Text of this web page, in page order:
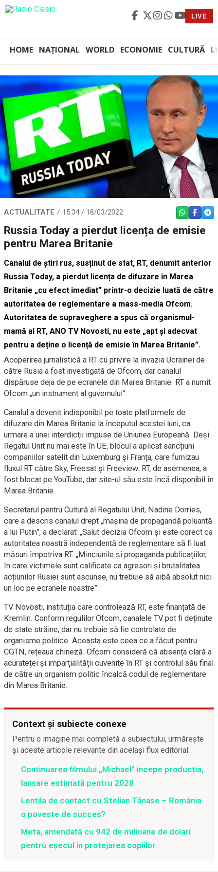
LIVE
HOME NAȚIONAL WORLD ECONOMIE CULTURĂ
ACTUALITATE 15:34 / 18/03/2022 WHATSAPP
Russia Today a pierdut licența de emisie
pentru Marea Britanie
Canalul de știri rus, susținut de stat, RT, denumit anterior
Russia Today, a pierdut licența de difuzare în Marea
Britanie „cu efect imediat” printr-o decizie luată de către
autoritatea de reglementare a mass-media Ofcom.
Autoritatea de supraveghere a spus că organismul-
mamă al RT, ANO TV Novosti, nu este „apt și adecvat
pentru a deține o licență de emisie în Marea Britanie”.
Acoperirea jurnalistică a RT cu privire la invazia Ucrainei de
către Rusia a fost investigată de Ofcom, dar canalul
dispăruse deja de pe ecranele din Marea Britanie. RT a numit
Ofcom „un instrument al guvernului”.
Canalul a devenit indisponibil pe toate platformele de
difuzare din Marea Britanie la începutul acestei luni, ca
urmare a unei interdicții impuse de Uniunea Europeană. Deși
Regatul Unit nu mai este în UE, blocul a aplicat sancțiuni
companiilor satelit din Luxemburg și Franța, care furnizau
fluxul RT către Sky, Freesat și Freeview. RT, de asemenea, a
fost blocat pe YouTube, dar site-ul său este încă disponibil în
Marea Britanie. .
Secretarul pentru Cultură al Regatului Unit, Nadine Dorries,
care a descris canalul drept „mașina de propagandă poluantă
a lui Putin”, a declarat: „Salut decizia Ofcom și este corect ca
autoritatea noastră independentă de reglementare să fi luat
măsuri împotriva RT. „Minciunile și propaganda publicațiilor,
în care victimele sunt calificate ca agresori și brutalitatea
acțiunilor Rusiei sunt ascunse, nu trebuie să aibă absolut nici
un loc pe ecranele noastre”.
TV Novosti, instituția care controlează RT, este finanțată de
Kremlin. Conform regulilor Ofcom, canalele TV pot fi deținute
de state străine, dar nu trebuie să fie controlate de
organisme politice. Aceasta este ceea ce a făcut pentru
CGTN, rețeaua chineză. Ofcom consideră că absența clară a
acurateței și imparțialității cuvenite în RT și controlul său final
de către un organism politic încalcă codul de reglementare
din Marea Britanie.
Context și subiecte conexe
Pentru o imagine mai completă a subiectului, urmărește
și aceste articole relevante din același flux editorial.
Continuarea filmului „Michael” începe producția,
lansare estimată pentru 2028
Lentila de contact cu Stelian Tănase – România
o poveste de succes?
Meta, amendată cu 942 de milioane de dolari
pentru eșecul în protejarea copiilor